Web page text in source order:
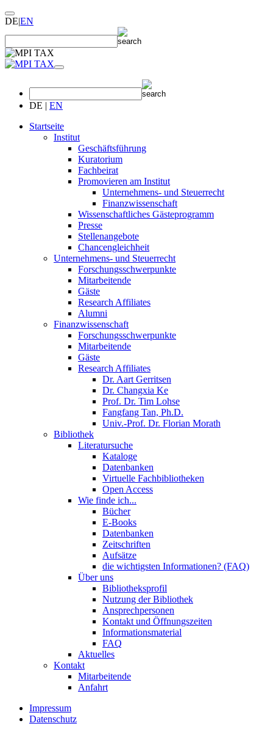
DE|EN
DE | EN
Startseite
Institut
Geschäftsführung
Kuratorium
Fachbeirat
Promovieren am Institut
Unternehmens- und Steuerrecht
Finanzwissenschaft
Wissenschaftliches Gästeprogramm
Presse
Stellenangebote
Chancengleichheit
Unternehmens- und Steuerrecht
Forschungsschwerpunkte
Mitarbeitende
Gäste
Research Affiliates
Alumni
Finanzwissenschaft
Forschungsschwerpunkte
Mitarbeitende
Gäste
Research Affiliates
Dr. Aart Gerritsen
Dr. Changxia Ke
Prof. Dr. Tim Lohse
Fangfang Tan, Ph.D.
Univ.-Prof. Dr. Florian Morath
Bibliothek
Literatursuche
Kataloge
Datenbanken
Virtuelle Fachbibliotheken
Open Access
Wie finde ich...
Bücher
E-Books
Datenbanken
Zeitschriften
Aufsätze
die wichtigsten Informationen? (FAQ)
Über uns
Bibliotheksprofil
Nutzung der Bibliothek
Ansprechpersonen
Kontakt und Öffnungszeiten
Informationsmaterial
FAQ
Aktuelles
Kontakt
Mitarbeitende
Anfahrt
Impressum
Datenschutz